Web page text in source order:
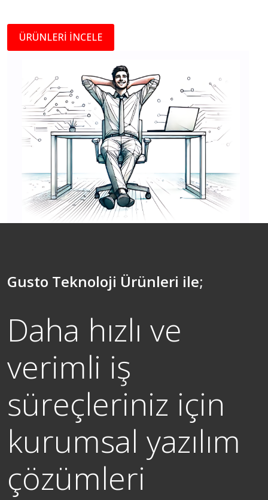
ÜRÜNLERİ İNCELE
Gusto Teknoloji Ürünleri ile;
Daha hızlı ve
verimli iş
süreçleriniz için
kurumsal yazılım
çözümleri